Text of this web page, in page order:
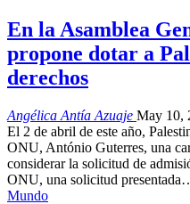
En la Asamblea
propone dotar a
derechos
Angélica Antía Azuaje May 10,
El 2 de abril de este año,
ONU, António Guterres, una
considerar la solicitud de
ONU, una solicitud
Mundo